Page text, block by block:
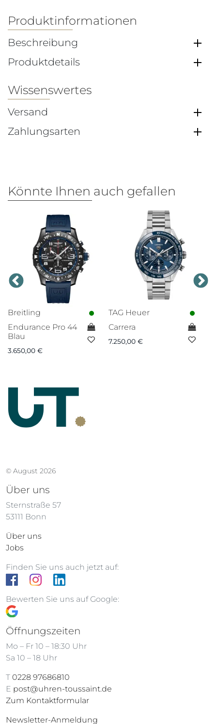
Produktinformationen
Beschreibung
Produktdetails
Wissenswertes
Versand
Zahlungsarten
Könnte Ihnen auch gefallen
Breitling
Endurance Pro 44
Blau
3.650,00 €
TAG Heuer
Carrera
7.250,00 €
© August 2026
Über uns
Sternstraße 57
53111 Bonn
Über uns
Jobs
Finden Sie uns auch jetzt auf:
Bewerten Sie uns auf Google:
Öffnungszeiten
Mo – Fr 10 – 18:30 Uhr
Sa 10 – 18 Uhr
T 0228 97686810
E post@uhren-toussaint.de
Zum Kontaktformular
Newsletter-Anmeldung